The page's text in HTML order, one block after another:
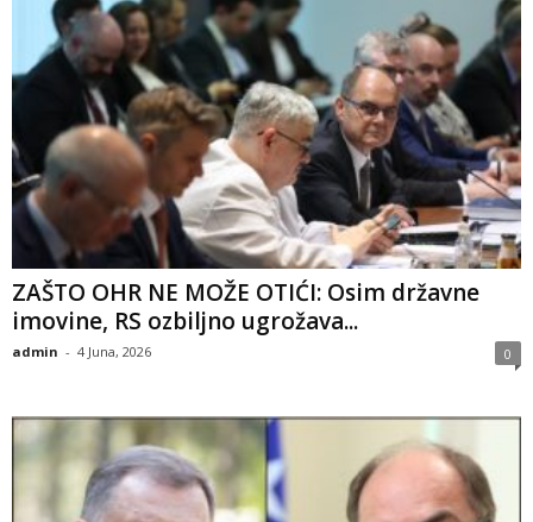
ZAŠTO OHR NE MOŽE OTIĆI: Osim državne
imovine, RS ozbiljno ugrožava...
admin - 4 Juna, 2026 0